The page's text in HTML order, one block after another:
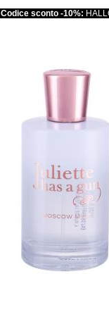
Codice sconto -10%: